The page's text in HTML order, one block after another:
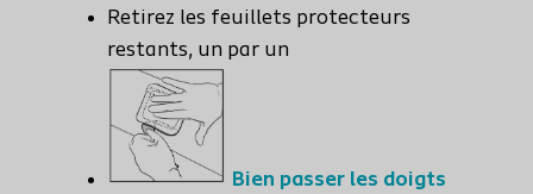
Retirez les feuillets protecteurs
restants, un par un
Bien passer les doigts